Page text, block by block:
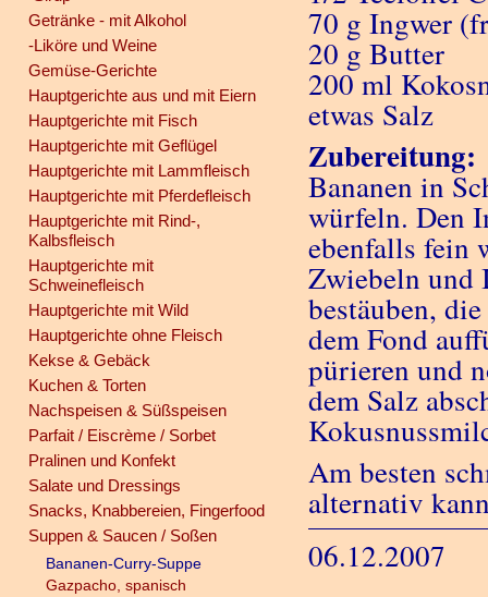
Getränke - mit Alkohol
-Liköre und Weine
Gemüse-Gerichte
Hauptgerichte aus und mit Eiern
Hauptgerichte mit Fisch
Hauptgerichte mit Geflügel
Hauptgerichte mit Lammfleisch
Hauptgerichte mit Pferdefleisch
Hauptgerichte mit Rind-,
Kalbsfleisch
Hauptgerichte mit
Schweinefleisch
Hauptgerichte mit Wild
Hauptgerichte ohne Fleisch
Kekse & Gebäck
Kuchen & Torten
Nachspeisen & Süßspeisen
Parfait / Eiscrème / Sorbet
Pralinen und Konfekt
Salate und Dressings
Snacks, Knabbereien, Fingerfood
Suppen & Saucen / Soßen
Bananen-Curry-Suppe
Gazpacho, spanisch
70 g Ingwer
20 g Butter
200 ml
etwas Salz
Zubereitung:
Bananen in
würfeln. Den
ebenfalls fein
Zwiebeln und
bestäuben,
dem Fond
pürieren und
dem Salz
Am besten
alternativ
06.12.2007